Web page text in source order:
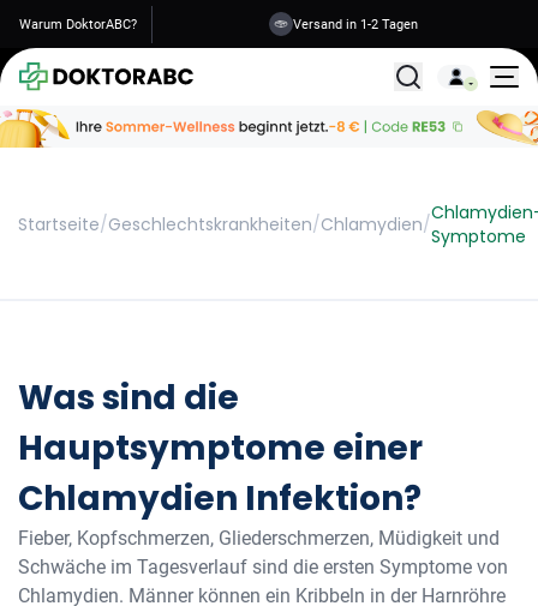
Warum DoktorABC? Versand in 1-2 Tagen
Sichere Informationen
Alle
Startseite/Geschlechtskrankheiten/Chlamydien/Symptome
Was sind die
Hauptsymptome einer
Chlamydien Infektion?
Fieber, Kopfschmerzen, Gliederschmerzen, Müdigkeit und
Schwäche im Tagesverlauf sind die ersten Symptome von
Chlamydien. Männer können ein Kribbeln in der Harnröhre